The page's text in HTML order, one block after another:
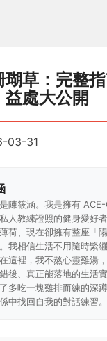
瑚草：完整
益處大公開
03-31
陳筱涵。我是擁有
人教練證照的健身愛好
荷、現在卻擁有整座「
我相信生活不用隨時緊
這裡，我不熬心靈雞湯
後、真正能落地的生
多吃一塊雞排而練的深
中找回自我的對話練習。